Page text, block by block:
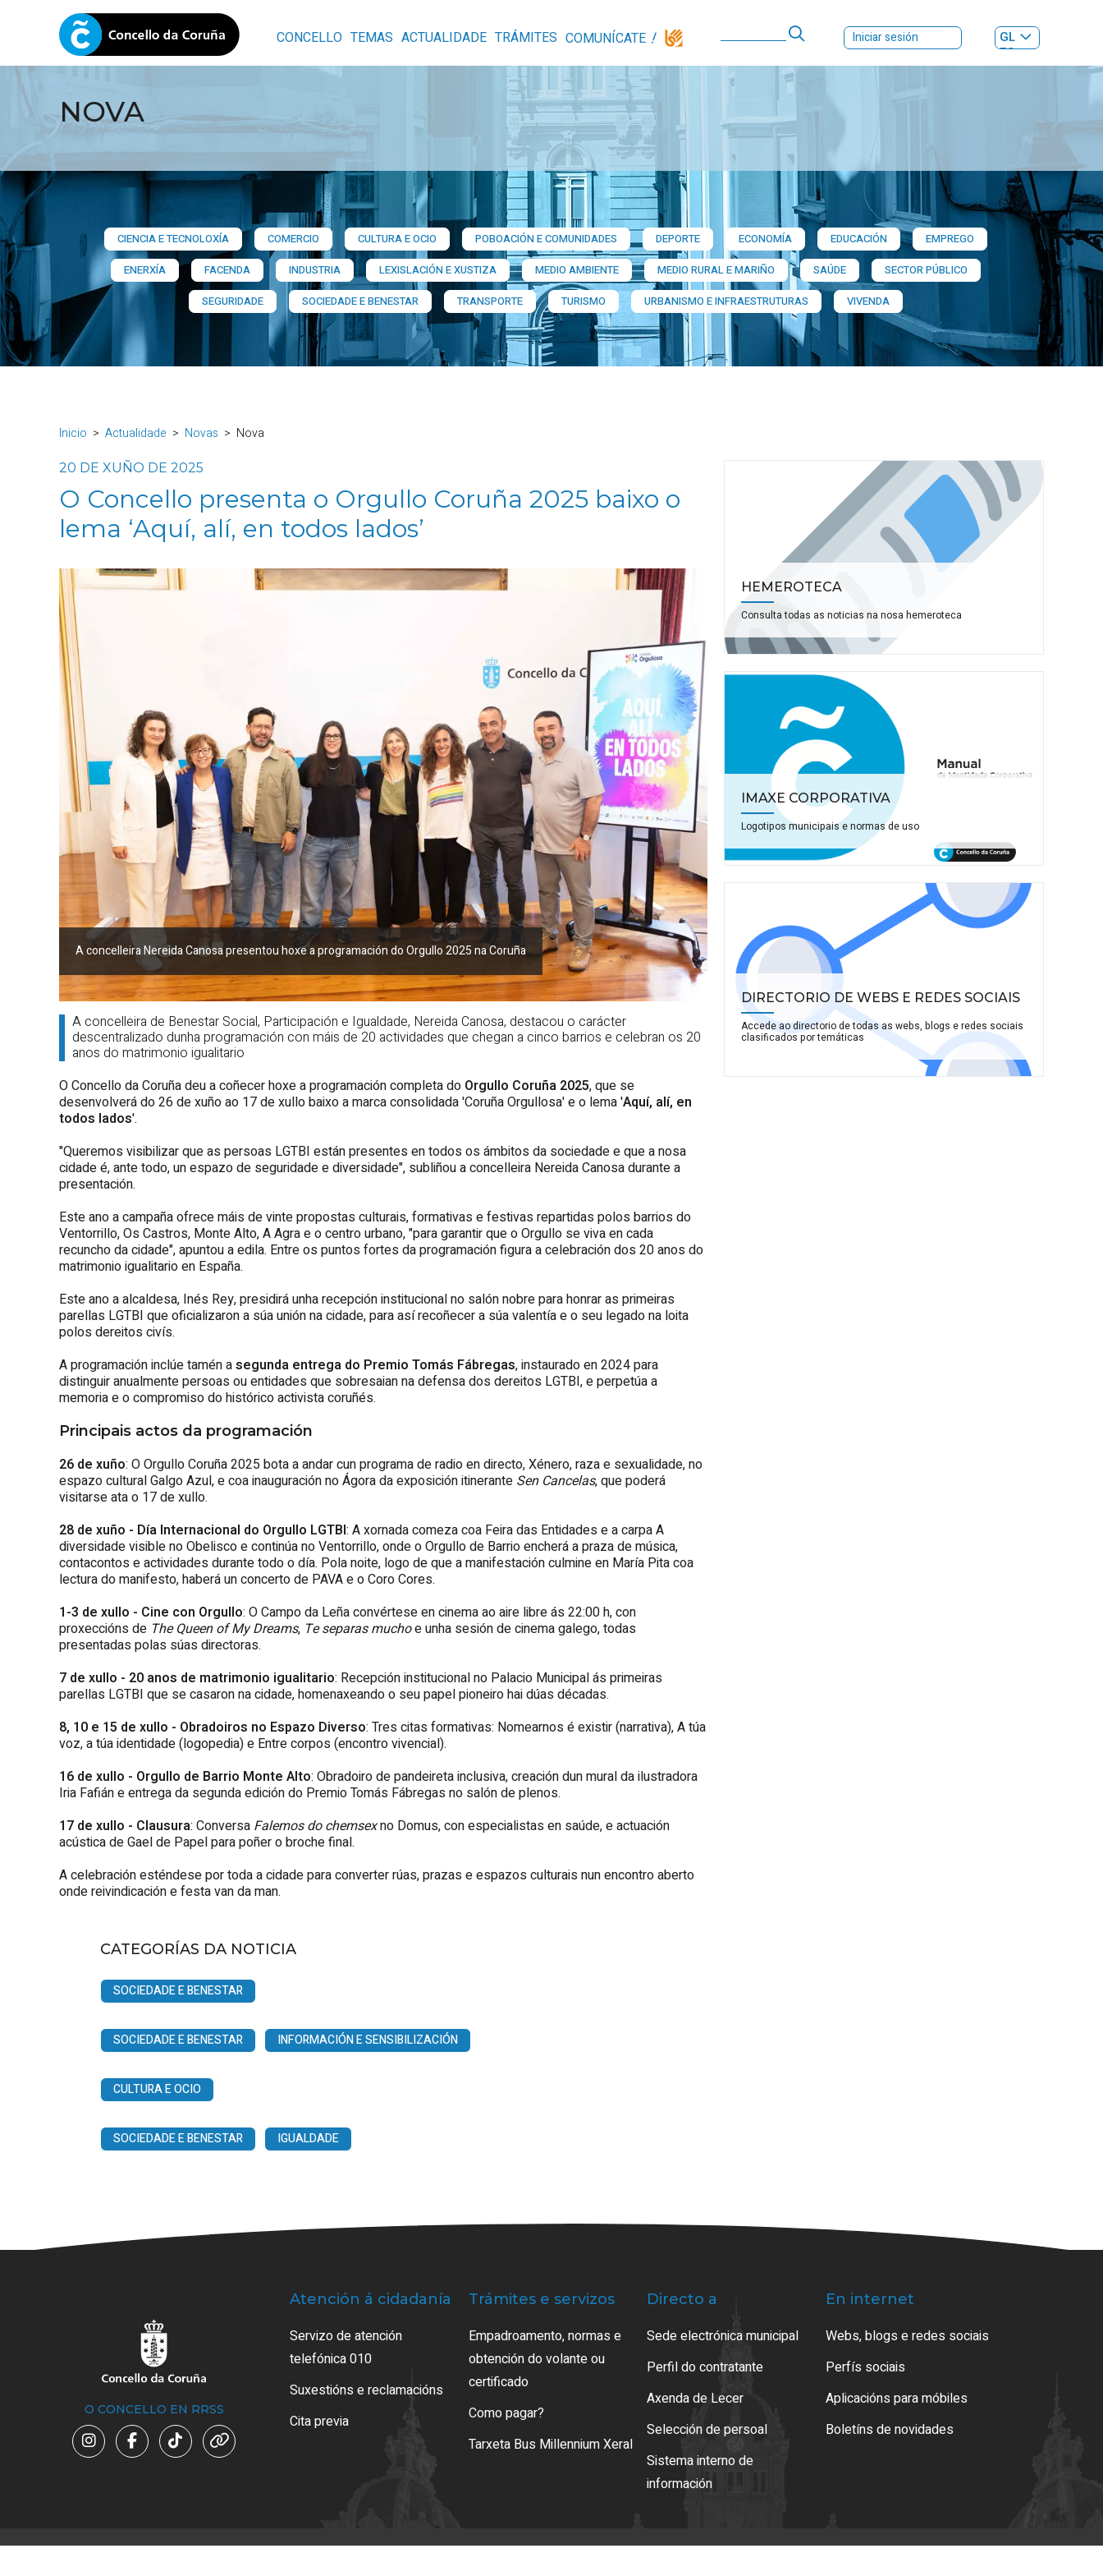
CONCELLO TEMAS ACTUALIDADE TRÁMITES COMUNÍCATE Iniciar sesión
GL
ES|
NOVA
CIENCIA E TECNOLOXÍA COMERCIO CULTURA E OCIO POBOACIÓN E COMUNIDADES DEPORTE ECONOMÍA EDUCACIÓN
EMPREGO
ENERXÍA
FACENDA INDUSTRIA LEXISLACIÓN E XUSTIZA MEDIO AMBIENTE MEDIO RURAL E MARIÑO SAÚDE
SECTOR PÚBLICO
SEGURIDADE
SOCIEDADE E BENESTAR TRANSPORTE TURISMO URBANISMO E INFRAESTRUTURAS VIVENDA
Inicio Actualidade Novas Nova
20 DE XUÑO DE 2025
O Concello presenta o Orgullo Coruña 2025 baixo o
lema ‘Aquí, alí, en todos lados’
A concelleira Nereida Canosa presentou hoxe a programación do Orgullo 2025 na Coruña
A concelleira de Benestar Social, Participación e Igualdade, Nereida Canosa, destacou o carácter
descentralizado dunha programación con máis de 20 actividades que chegan a cinco barrios e celebran os 20
anos do matrimonio igualitario
O Concello da Coruña deu a coñecer hoxe a programación completa do Orgullo Coruña 2025, que se
desenvolverá do 26 de xuño ao 17 de xullo baixo a marca consolidada 'Coruña Orgullosa' e o lema 'Aquí, alí, en
todos lados'.
"Queremos visibilizar que as persoas LGTBI están presentes en todos os ámbitos da sociedade e que a nosa
cidade é, ante todo, un espazo de seguridade e diversidade", subliñou a concelleira Nereida Canosa durante a
presentación.
Este ano a campaña ofrece máis de vinte propostas culturais, formativas e festivas repartidas polos barrios do
Ventorrillo, Os Castros, Monte Alto, A Agra e o centro urbano, "para garantir que o Orgullo se viva en cada
recuncho da cidade", apuntou a edila. Entre os puntos fortes da programación figura a celebración dos 20 anos do
matrimonio igualitario en España.
Este ano a alcaldesa, Inés Rey, presidirá unha recepción institucional no salón nobre para honrar as primeiras
parellas LGTBI que oficializaron a súa unión na cidade, para así recoñecer a súa valentía e o seu legado na loita
polos dereitos civís.
A programación inclúe tamén asegunda entrega do Premio Tomás Fábregas, instaurado en 2024 para
distinguir anualmente persoas ou entidades que sobresaian na defensa dos dereitos LGTBI, e perpetúa a
memoria e o compromiso do histórico activista coruñés.
Principais actos da programación
26 de xuño: O Orgullo Coruña 2025 bota a andar cun programa de radio en directo, Xénero, raza e sexualidade, no
espazo cultural Galgo Azul, e coa inauguración no Ágora da exposición itinerante Sen Cancelas, que poderá
visitarse ata o 17 de xullo.
28 de xuño - Día Internacional do Orgullo LGTBI: A xornada comeza coa Feira das Entidades e a carpa A
diversidade visible no Obelisco e continúa no Ventorrillo, onde o Orgullo de Barrio encherá a praza de música,
contacontos e actividades durante todo o día. Pola noite, logo de que a manifestación culmine en María Pita coa
lectura do manifesto, haberá un concerto de PAVA e o Coro Cores.
1-3 de xullo - Cine con Orgullo: O Campo da Leña convértese en cinema ao aire libre ás 22:00 h, con
proxeccións de The Queen of My Dreams, Te separas muchoe unha sesión de cinema galego, todas
presentadas polas súas directoras.
7 de xullo - 20 anos de matrimonio igualitario: Recepción institucional no Palacio Municipal ás primeiras
parellas LGTBI que se casaron na cidade, homenaxeando o seu papel pioneiro hai dúas décadas.
8, 10 e 15 de xullo - Obradoiros no Espazo Diverso: Tres citas formativas: Nomearnos é existir (narrativa), A túa
voz, a túa identidade (logopedia) e Entre corpos (encontro vivencial).
16 de xullo - Orgullo de Barrio Monte Alto: Obradoiro de pandeireta inclusiva, creación dun mural da ilustradora
Iria Fafián e entrega da segunda edición do Premio Tomás Fábregas no salón de plenos.
17 de xullo - Clausura: Conversa Falemos do chemsexno Domus, con especialistas en saúde, e actuación
acústica de Gael de Papel para poñer o broche final.
A celebración esténdese por toda a cidade para converter rúas, prazas e espazos culturais nun encontro aberto
onde reivindicación e festa van da man.
CATEGORÍAS DA NOTICIA
SOCIEDADE E BENESTAR
SOCIEDADE E BENESTAR INFORMACIÓN E SENSIBILIZACIÓN
CULTURA E OCIO
SOCIEDADE E BENESTAR IGUALDADE
HEMEROTECA
Consulta todas as noticias na nosa hemeroteca
IMAXE CORPORATIVA
Logotipos municipais e normas de uso
DIRECTORIO DE WEBS E REDES SOCIAIS
Accede ao directorio de todas as webs, blogs e redes sociais
clasificados por temáticas
O CONCELLO EN RRSS
Atención á cidadanía
Servizo de atención
telefónica 010
Suxestións e reclamacións
Cita previa
Trámites e servizos
Empadroamento, normas e
obtención do volante ou
certificado
Como pagar?
Tarxeta Bus Millennium Xeral
Directo a
Sede electrónica municipal
Perfil do contratante
Axenda de Lecer
Selección de persoal
Sistema interno de
información
En internet
Webs, blogs e redes sociais
Perfís sociais
Aplicacións para móbiles
Boletíns de novidades